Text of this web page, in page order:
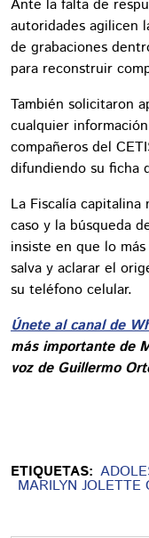
Ante la falta de
autoridades agilicen
de grabaciones
para reconstruir
También solicitaron
cualquier
compañeros del
difundiendo su ficha
La Fiscalía
caso y la búsqueda
insiste en que lo
salva y aclarar el
su teléfono celular.
Únete al canal de
más importante de
voz de Guillermo
ETIQUETAS:
MARILYN JOLETTE